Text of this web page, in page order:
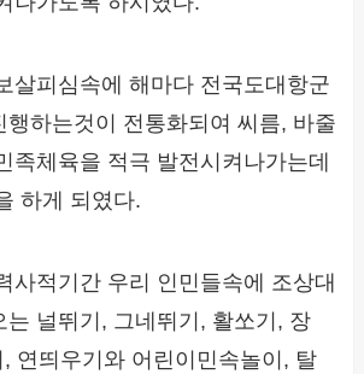
살피심속에 해마다 전국도대항군
행하는것이 전통화되여 씨름, 바줄
족체육을 적극 발전시켜나가는데
하게 되였다.
사적기간 우리 인민들속에 조상대
는 널뛰기, 그네뛰기, 활쏘기, 장
연띄우기와 어린이민속놀이, 탈